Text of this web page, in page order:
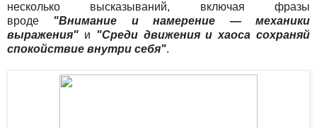
несколько высказываний, включая фразы
вроде "Внимание и намерение — механики
выражения" и "Среди движения и хаоса сохраняй
спокойствие внутри себя".